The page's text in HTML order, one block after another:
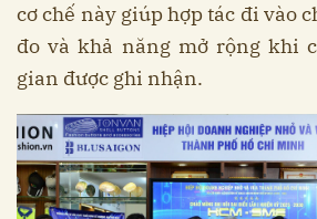
cơ chế này giúp hợp tác đi vào
đo và khả năng mở rộng khi
gian được ghi nhận.